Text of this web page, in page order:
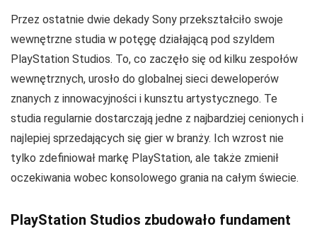
Przez ostatnie dwie dekady Sony przekształciło swoje
wewnętrzne studia w potęgę działającą pod szyldem
PlayStation Studios. To, co zaczęło się od kilku zespołów
wewnętrznych, urosło do globalnej sieci deweloperów
znanych z innowacyjności i kunsztu artystycznego. Te
studia regularnie dostarczają jedne z najbardziej cenionych i
najlepiej sprzedających się gier w branży. Ich wzrost nie
tylko zdefiniował markę PlayStation, ale także zmienił
oczekiwania wobec konsolowego grania na całym świecie.
PlayStation Studios zbudowało fundament